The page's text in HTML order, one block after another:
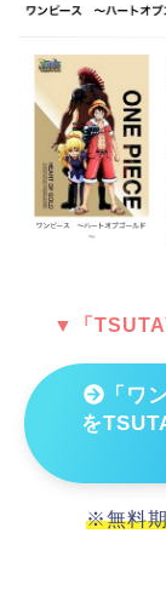
▼「
「ワ
を
※無料期